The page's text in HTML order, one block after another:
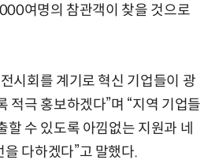
여명의 참관객이 찾을 것으로
시회를 계기로 혁신 기업들이 광
적극 홍보하겠다”며 “지역 기업들
할 수 있도록 아낌없는 지원과 네
다하겠다”고 말했다.